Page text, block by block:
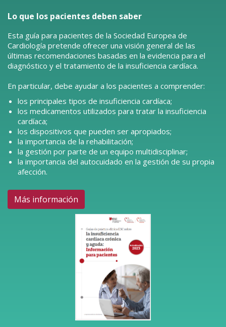
Lo que los pacientes deben saber
Esta guía para pacientes de la Sociedad Europea de
Cardiología pretende ofrecer una visión general de las
últimas recomendaciones basadas en la evidencia para el
diagnóstico y el tratamiento de la insuficiencia cardíaca.
En particular, debe ayudar a los pacientes a comprender:
los principales tipos de insuficiencia cardíaca;
los medicamentos utilizados para tratar la insuficiencia
cardíaca;
los dispositivos que pueden ser apropiados;
la importancia de la rehabilitación;
la gestión por parte de un equipo multidisciplinar;
la importancia del autocuidado en la gestión de su propia
afección.
Más información